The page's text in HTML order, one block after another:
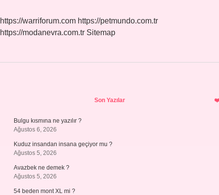
https://warriforum.com https://petmundo.com.tr
https://modanevra.com.tr Sitemap
Son Yazılar
Bulgu kısmına ne yazılır ?
Ağustos 6, 2026
Kuduz insandan insana geçiyor mu ?
Ağustos 5, 2026
Avazbek ne demek ?
Ağustos 5, 2026
54 beden mont XL mi ?